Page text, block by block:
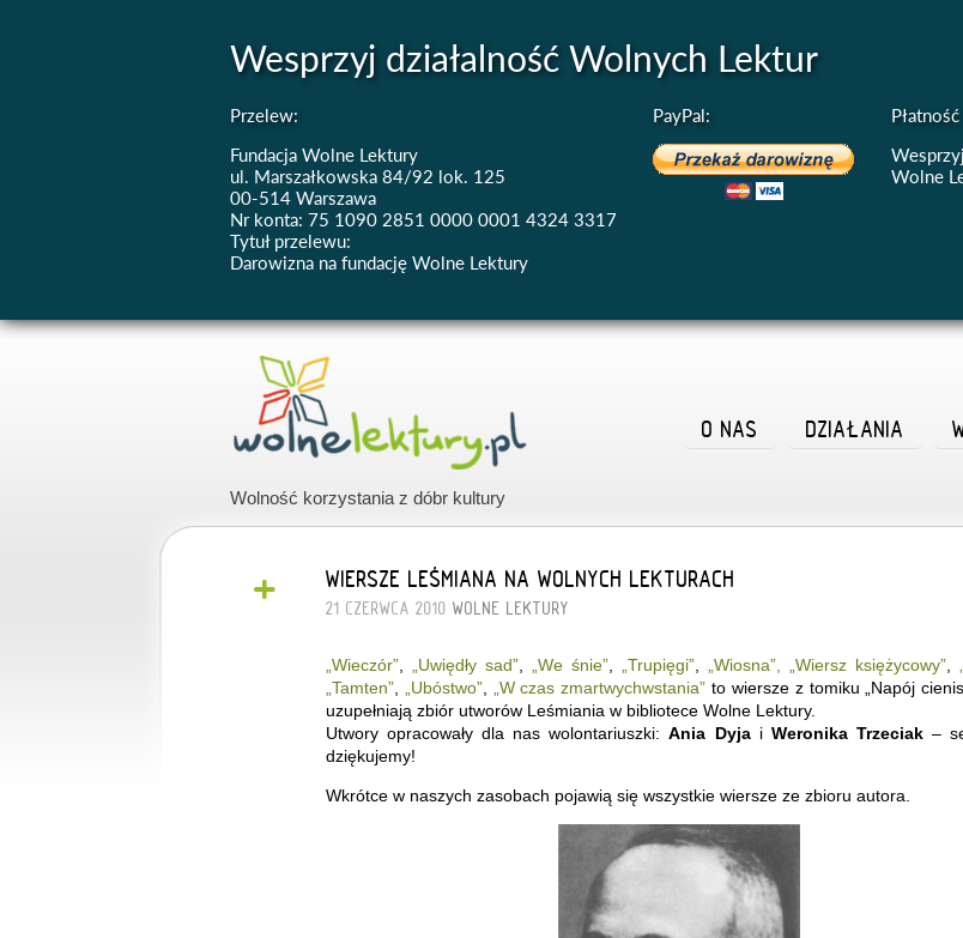
Wesprzyj działalność Wolnych Lektur
Przelew:
Fundacja Wolne Lektury
ul. Marszałkowska 84/92 lok. 125
00-514 Warszawa
Nr konta: 75 1090 2851 0000 0001 4324 3317
Tytuł przelewu:
Darowizna na fundację Wolne Lektury
PayPal:
Wolne
Wolność korzystania z dóbr kultury
DZIAŁANIA
O NAS
+ WIERSZE LEŚMIANA NA WOLNYCH LEKTURACH
21 CZERWCA 2010 WOLNE LEKTURY
„Wieczór” „Uwiędły sad” „We śnie” „Trupięgi” „Wiosna”, „Wiersz księżycowy”
„Tamten”
„Ubóstwo”, „W czas zmartwychwstania” to wiersze z tomiku „Napój
uzupełniają zbiór utworów Leśmiania w bibliotece Wolne Lektury.
Utwory opracowały dla nas wolontariuszki:Ania Dyjai Weronika Trzeciak –
dziękujemy!
Wkrótce w naszych zasobach pojawią się wszystkie wiersze ze zbioru autora.